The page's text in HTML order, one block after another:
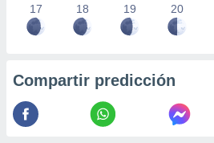
17 18 19 20
Compartir predicción